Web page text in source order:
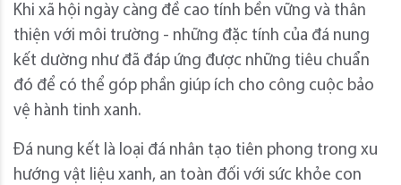
Khi xã hội ngày càng đề cao tính bền vững và thân
thiện với môi trường - những đặc tính của đá nung
kết dường như đã đáp ứng được những tiêu chuẩn
đó để có thể góp phần giúp ích cho công cuộc bảo
vệ hành tinh xanh.
Đá nung kết là loại đá nhân tạo tiên phong trong xu
hướng vật liệu xanh, an toàn đối với sức khỏe con